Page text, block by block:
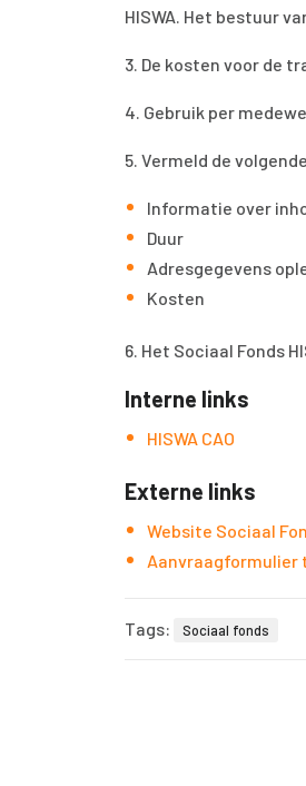
HISWA. Het bestuur
3. De kosten voor de
4. Gebruik per
5. Vermeld de
Informatie over
Duur
Adresgegevens
Kosten
6. Het Sociaal Fonds
Interne links
HISWA CAO
Externe links
Website Sociaal
Tags: Sociaal fonds